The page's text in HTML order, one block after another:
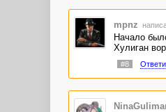
mpnz
Начало
Хулиган
#8